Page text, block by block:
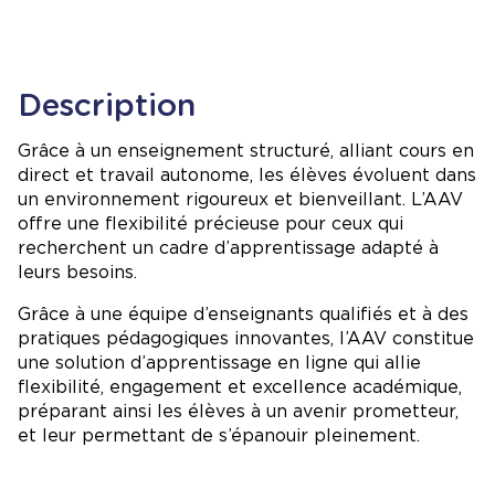
Description
Grâce à un enseignement structuré, alliant cours en
direct et travail autonome, les élèves évoluent dans
un environnement rigoureux et bienveillant. L’AAV
offre une flexibilité précieuse pour ceux qui
recherchent un cadre d’apprentissage adapté à
leurs besoins.
Grâce à une équipe d’enseignants qualifiés et à des
pratiques pédagogiques innovantes, l’AAV constitue
une solution d’apprentissage en ligne qui allie
flexibilité, engagement et excellence académique,
préparant ainsi les élèves à un avenir prometteur,
et leur permettant de s’épanouir pleinement.